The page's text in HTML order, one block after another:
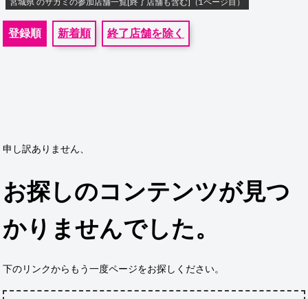
登録順 新着順 終了店舗を除く
申し訳ありません、
お探しのコンテンツが見つ
かりませんでした。
下のリンクからもう一度ページをお探しください。